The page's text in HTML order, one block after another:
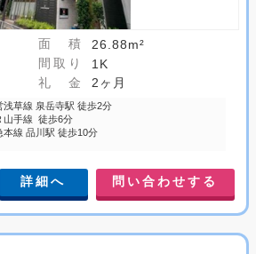
面 積
26.88m²
間取り
1K
礼 金 2ヶ月
浅草線 泉岳寺駅 徒歩2分
山手線 徒歩6分
本線 品川駅 徒歩10分
詳細へ 問い合わせする